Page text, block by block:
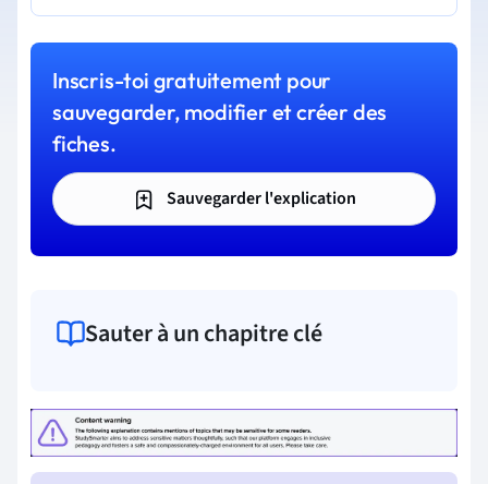
Inscris-toi gratuitement pour
sauvegarder, modifier et créer des
fiches.
Sauvegarder l'explication
Sauter à un chapitre clé